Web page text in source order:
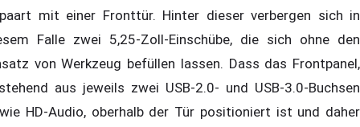
mit einer Fronttür. Hinter dieser verbergen sich in
Falle zwei 5,25-Zoll-Einschübe, die sich ohne den
von Werkzeug befüllen lassen. Dass das Frontpanel,
aus jeweils zwei USB-2.0- und USB-3.0-Buchsen
HD-Audio, oberhalb der Tür positioniert ist und daher